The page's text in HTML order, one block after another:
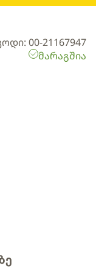
00-21167947
მარაგშია